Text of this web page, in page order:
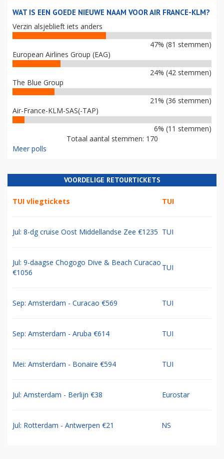
WAT IS EEN GOEDE NIEUWE NAAM VOOR AIR FRANCE-KLM?
Verzin alsjeblieft iets anders
47% (81 stemmen)
European Airlines Group (EAG)
24% (42 stemmen)
The Blue Group
21% (36 stemmen)
Air-France-KLM-SAS(-TAP)
6% (11 stemmen)
Totaal aantal stemmen: 170
Meer polls
VOORDELIGE RETOURTICKETS
TUI vliegtickets TUI
Jul: 8-dg cruise Oost Middellandse Zee €1235 TUI
Jul: 9-daagse Chogogo Dive & Beach Curacao
€1056
TUI
Sep: Amsterdam - Curacao €569 TUI
Sep: Amsterdam - Aruba €614 TUI
Mei: Amsterdam - Bonaire €594 TUI
Jul: Amsterdam - Berlijn €38 Eurostar
Jul: Rotterdam - Antwerpen €21 NS